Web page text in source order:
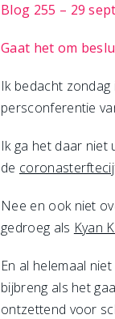
Blog 255 – 29
Gaat het om
Ik bedacht
persconferentie
Ik ga het daar niet
de
Nee en ook niet
gedroeg als Kyan
En al helemaal
bijbreng als het
ontzettend voor